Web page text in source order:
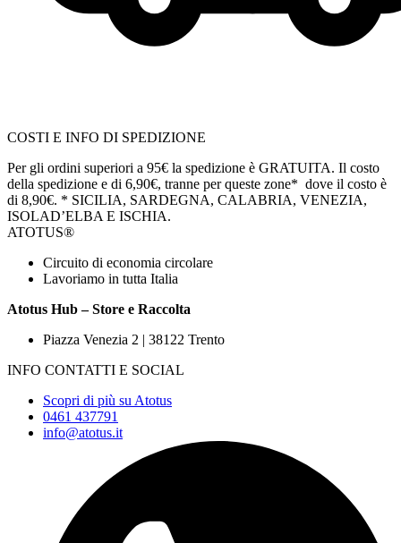
COSTI E INFO DI SPEDIZIONE
Per gli ordini superiori a 95€ la spedizione è GRATUITA. Il costo
della spedizione e di 6,90€, tranne per queste zone* dove il costo è
di 8,90€. * SICILIA, SARDEGNA, CALABRIA, VENEZIA,
ISOLAD’ELBA E ISCHIA.
ATOTUS®
Circuito di economia circolare
Lavoriamo in tutta Italia
Atotus Hub – Store e Raccolta
Piazza Venezia 2 | 38122 Trento
INFO CONTATTI E SOCIAL
Scopri di più su Atotus
0461 437791
info@atotus.it